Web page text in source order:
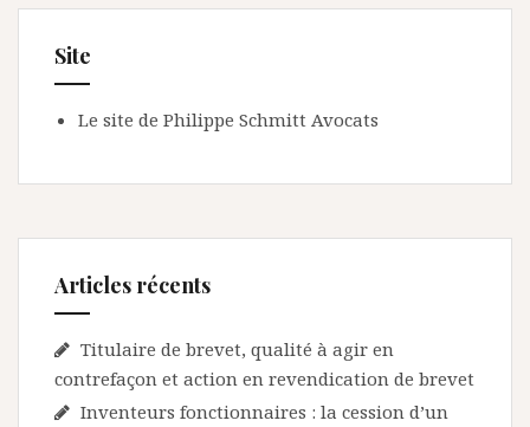
Site
Le site de Philippe Schmitt Avocats
Articles récents
Titulaire de brevet, qualité à agir en
contrefaçon et action en revendication de brevet
Inventeurs fonctionnaires : la cession d’un